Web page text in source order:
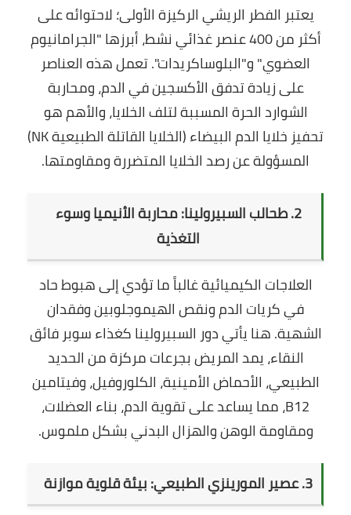
يعتبر الفطر الريشي الركيزة الأولى؛ لاحتوائه على
أكثر من 400 عنصر غذائي نشط، أبرزها "الجرامانيوم
العضوي" و"البلوساكريدات". تعمل هذه العناصر
على زيادة تدفق الأكسجين في الدم، ومحاربة
الشوارد الحرة المسببة لتلف الخلايا، والأهم هو
تحفيز خلايا الدم البيضاء (الخلايا القاتلة الطبيعية NK)
المسؤولة عن رصد الخلايا المتضررة ومقاومتها.
2. طحالب السبيرولينا: محاربة الأنيميا وسوء
التغذية
العلاجات الكيميائية غالباً ما تؤدي إلى هبوط حاد
في كريات الدم ونقص الهيموجلوبين وفقدان
الشهية. هنا يأتي دور السبيرولينا كغذاء سوبر فائق
النقاء، يمد المريض بجرعات مركزة من الحديد
الطبيعي، الأحماض الأمينية، الكلوروفيل، وفيتامين
B12، مما يساعد على تقوية الدم، بناء العضلات،
ومقاومة الوهن والهزال البدني بشكل ملموس.
3. عصير المورينزي الطبيعي: بيئة قلوية موازنة